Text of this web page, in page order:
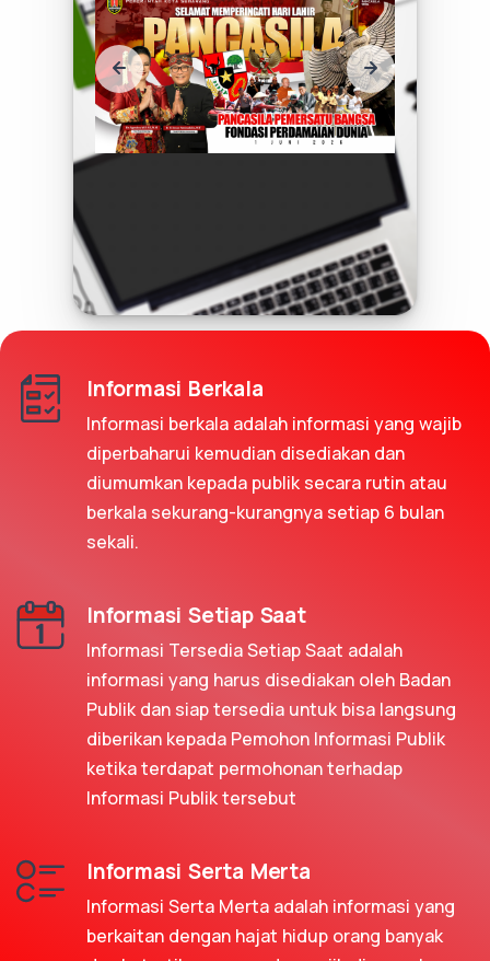
Informasi Berkala
Informasi berkala adalah informasi yang wajib
diperbaharui kemudian disediakan dan
diumumkan kepada publik secara rutin atau
berkala sekurang-kurangnya setiap 6 bulan
sekali.
Informasi Setiap Saat
Informasi Tersedia Setiap Saat adalah
informasi yang harus disediakan oleh Badan
Publik dan siap tersedia untuk bisa langsung
diberikan kepada Pemohon Informasi Publik
ketika terdapat permohonan terhadap
Informasi Publik tersebut
Informasi Serta Merta
Informasi Serta Merta adalah informasi yang
berkaitan dengan hajat hidup orang banyak